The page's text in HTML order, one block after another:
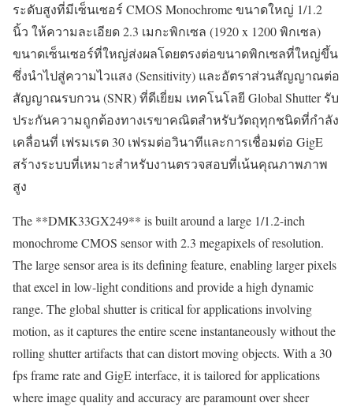
ระดับสูงที่มีเซ็นเซอร์ CMOS Monochrome ขนาดใหญ่ 1/1.2
นิ้ว ให้ความละเอียด 2.3 เมกะพิกเซล (1920 x 1200 พิกเซล)
ขนาดเซ็นเซอร์ที่ใหญ่ส่งผลโดยตรงต่อขนาดพิกเซลที่ใหญ่ขึ้น
ซึ่งนำไปสู่ความไวแสง (Sensitivity) และอัตราส่วนสัญญาณต่อ
สัญญาณรบกวน (SNR) ที่ดีเยี่ยม เทคโนโลยี Global Shutter รับ
ประกันความถูกต้องทางเรขาคณิตสำหรับวัตถุทุกชนิดที่กำลัง
เคลื่อนที่ เฟรมเรต 30 เฟรมต่อวินาทีและการเชื่อมต่อ GigE
สร้างระบบที่เหมาะสำหรับงานตรวจสอบที่เน้นคุณภาพภาพ
สูง
The **DMK33GX249** is built around a large 1/1.2-inch
monochrome CMOS sensor with 2.3 megapixels of resolution.
The large sensor area is its defining feature, enabling larger pixels
that excel in low-light conditions and provide a high dynamic
range. The global shutter is critical for applications involving
motion, as it captures the entire scene instantaneously without the
rolling shutter artifacts that can distort moving objects. With a 30
fps frame rate and GigE interface, it is tailored for applications
where image quality and accuracy are paramount over sheer